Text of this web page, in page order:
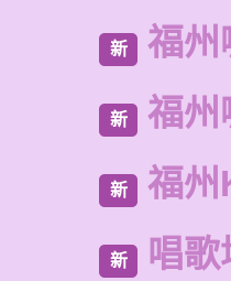
新 福州
新 福州
新 福州
新 唱歌